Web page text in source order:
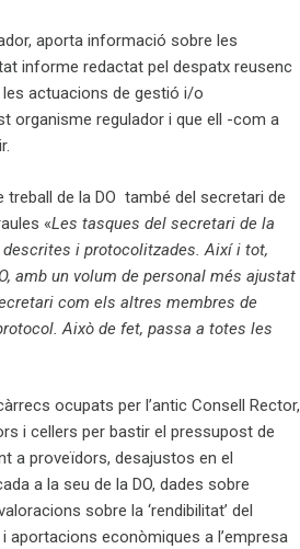
aporta informació sobre les
informe redactat pel despatx reusenc
actuacions de gestió i/o
organisme regulador i que ell -com a
treball de la DO també del secretari de
«Les tasques del secretari de la
i protocolitzades. Així i tot,
amb un volum de personal més ajustat
com els altres membres de
Això de fet, passa a totes les
ocupats per l’antic Consell Rector,
i cellers per bastir el pressupost de
a proveïdors, desajustos en el
a la seu de la DO, dades sobre
sobre la ‘rendibilitat’ del
aportacions econòmiques a l’empresa